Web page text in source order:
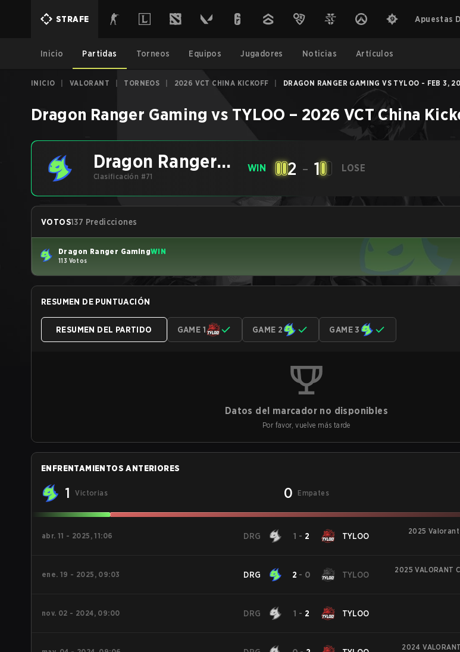
STRAFE Apuestas
Inicio Partidas Torneos Equipos Jugadores Noticias Artículos
INICIO VALORANT TORNEOS 2026 VCT CHINA KICKOFF DRAGON RANGER GAMING VS TYLOO - FEB 3,
Dragon Ranger Gaming vs TYLOO – 2026 VCT China
Dragon Ranger
Gaming
Clasificación #71
WIN 2 - 1 LOSE
VOTOS137 Predicciones
Dragon Ranger GamingWIN
113 Votos
RESUMEN DE PUNTUACIÓN
RESUMEN DEL PARTIDO GAME 1 GAME 2 GAME 3
Datos del marcador no disponibles
Por favor, vuelve más tarde
ENFRENTAMIENTOS ANTERIORES
1 Victorias 0 Empates
abr. 11 - 2025, 11:06 DRG 1 - 2 TYLOO
2025 Valorant
ene. 19 - 2025, 09:03 DRG 2 - 0 TYLOO
2025 VALORANT
nov. 02 - 2024, 09:00 DRG 1 - 2 TYLOO
2024